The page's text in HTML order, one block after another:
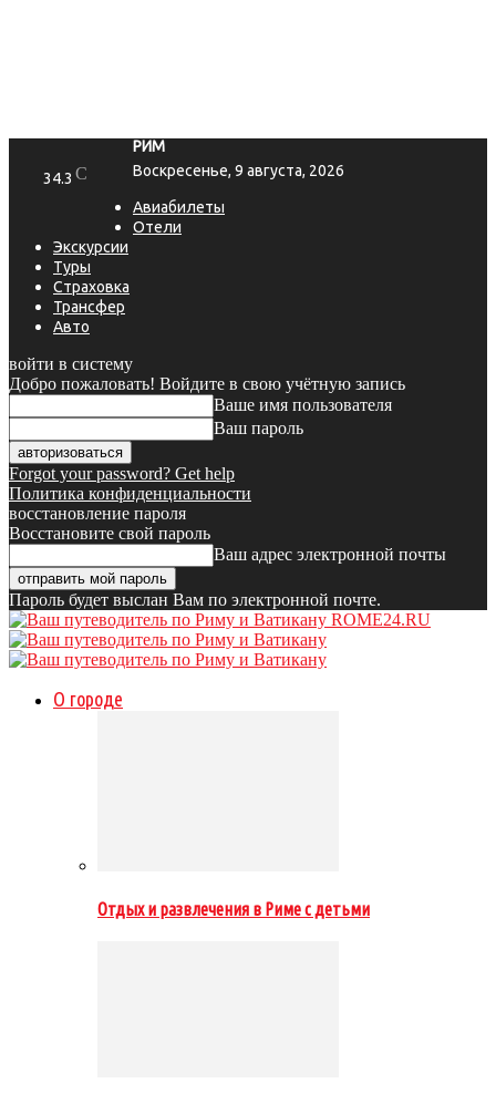
34.3 C
РИМ
Воскресенье, 9 августа, 2026
Авиабилеты
Отели
Экскурсии
Туры
Страховка
Трансфер
Авто
войти в систему
Добро пожаловать! Войдите в свою учётную запись
Ваше имя пользователя
Ваш пароль
Forgot your password? Get help
Политика конфиденциальности
восстановление пароля
Восстановите свой пароль
Ваш адрес электронной почты
Пароль будет выслан Вам по электронной почте.
ROME24.RU
О городе
Отдых и развлечения в Риме с детьми